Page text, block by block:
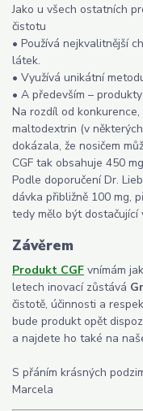
Jako u všech ostatních
čistotu
• Používá nejkvalitnější
látek.
• Využívá unikátní
• A především –
Na rozdíl od
maltodextrin (v
dokázala, že nosičem
CGF tak obsahuje 450
Podle doporučení Dr.
dávka přibližně 100 mg,
tedy mělo být dostačující
Závěrem
Produkt CGF vnímám
letech inovací zůstává
čistotě, účinnosti a
bude produkt opět
a najdete ho také na
S přáním krásných
Marcela